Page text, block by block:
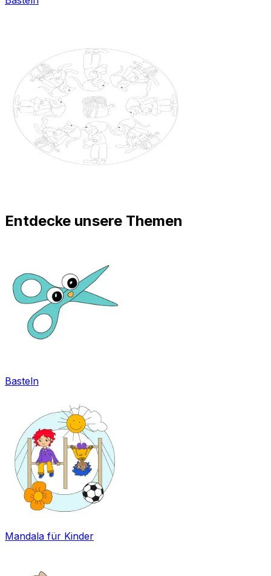
Entdecke unsere Themen
Basteln
Mandala für Kinder